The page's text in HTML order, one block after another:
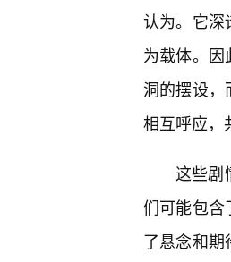
认为。它深
为载体。
洞的摆设，
相互呼应，
这些剧
们可能包含
了悬念和